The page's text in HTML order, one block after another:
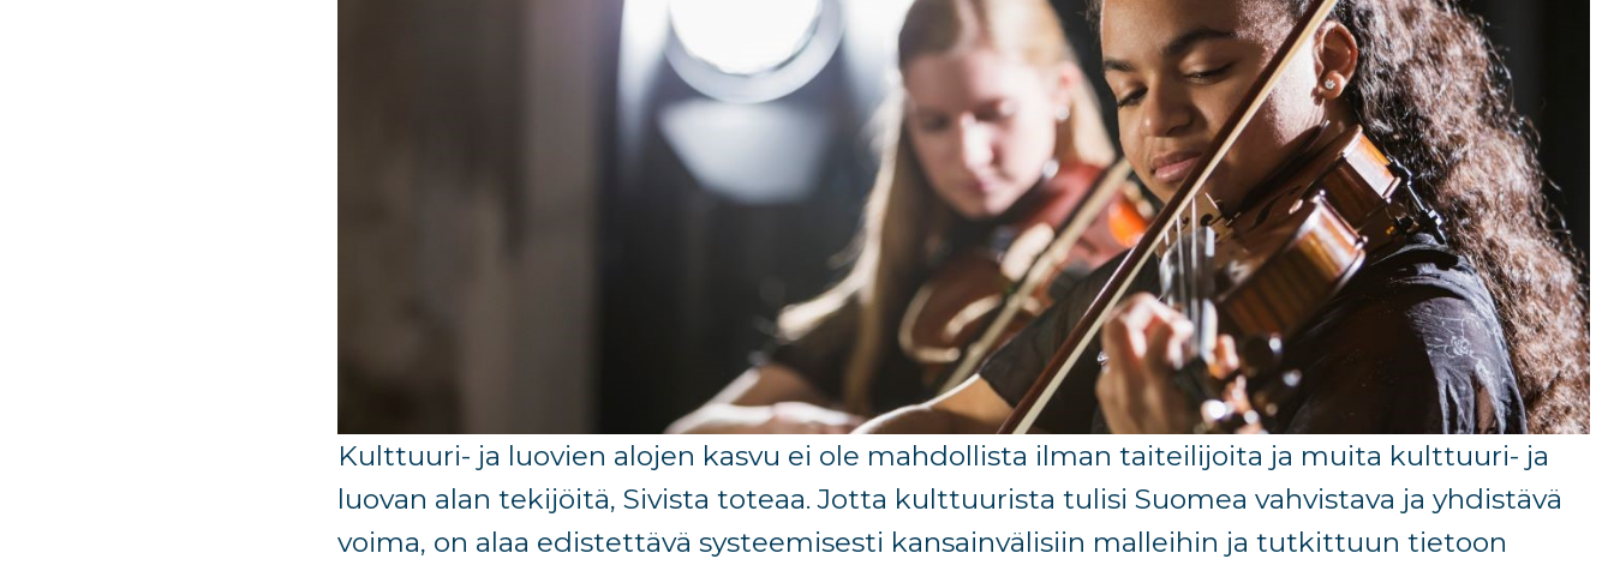
Kulttuuri- ja luovien alojen kasvu ei ole mahdollista ilman taiteilijoita ja muita kulttuuri- ja
luovan alan tekijöitä, Sivista toteaa. Jotta kulttuurista tulisi Suomea vahvistava ja yhdistävä
voima, on alaa edistettävä systeemisesti kansainvälisiin malleihin ja tutkittuun tietoon